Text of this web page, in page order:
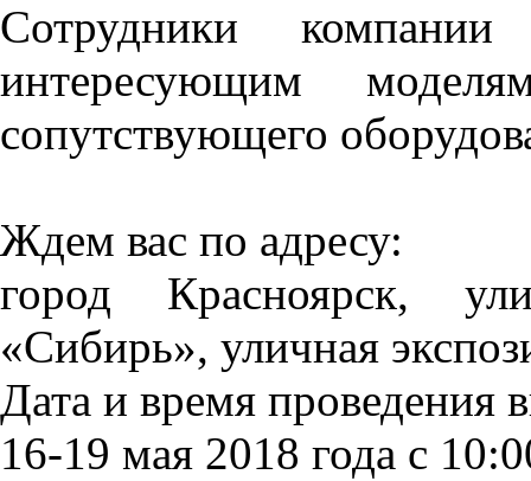
Сотрудники
интересующим
сопутствующего
Ждем вас по адресу:
город Красноярск,
«Сибирь», уличная
Дата и время проведения
16-19 мая 2018 года с